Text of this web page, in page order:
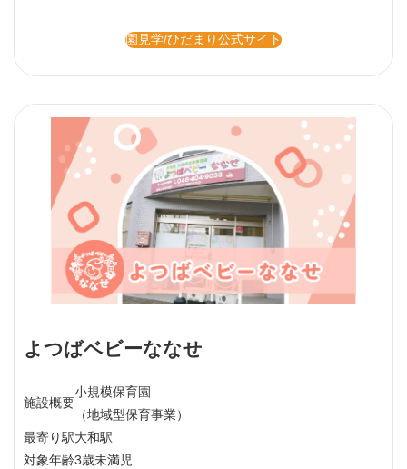
園見学/ひだまり公式サイト
よつばベビーななせ
施設概要
小規模保育園
（地域型保育事業）
最寄り駅大和駅
対象年齢3歳未満児